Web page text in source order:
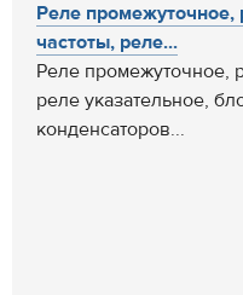
Реле
частоты, реле...
Реле промежуточное,
реле указательное,
конденсаторов...